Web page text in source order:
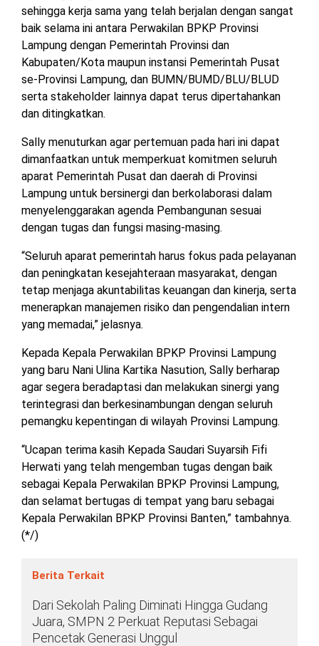
sehingga kerja sama yang telah berjalan dengan sangat
baik selama ini antara Perwakilan BPKP Provinsi
Lampung dengan Pemerintah Provinsi dan
Kabupaten/Kota maupun instansi Pemerintah Pusat
se-Provinsi Lampung, dan BUMN/BUMD/BLU/BLUD
serta stakeholder lainnya dapat terus dipertahankan
dan ditingkatkan.
Sally menuturkan agar pertemuan pada hari ini dapat
dimanfaatkan untuk memperkuat komitmen seluruh
aparat Pemerintah Pusat dan daerah di Provinsi
Lampung untuk bersinergi dan berkolaborasi dalam
menyelenggarakan agenda Pembangunan sesuai
dengan tugas dan fungsi masing-masing.
“Seluruh aparat pemerintah harus fokus pada pelayanan
dan peningkatan kesejahteraan masyarakat, dengan
tetap menjaga akuntabilitas keuangan dan kinerja, serta
menerapkan manajemen risiko dan pengendalian intern
yang memadai,” jelasnya.
Kepada Kepala Perwakilan BPKP Provinsi Lampung
yang baru Nani Ulina Kartika Nasution, Sally berharap
agar segera beradaptasi dan melakukan sinergi yang
terintegrasi dan berkesinambungan dengan seluruh
pemangku kepentingan di wilayah Provinsi Lampung.
“Ucapan terima kasih Kepada Saudari Suyarsih Fifi
Herwati yang telah mengemban tugas dengan baik
sebagai Kepala Perwakilan BPKP Provinsi Lampung,
dan selamat bertugas di tempat yang baru sebagai
Kepala Perwakilan BPKP Provinsi Banten,” tambahnya.
(*/)
Berita Terkait
Dari Sekolah Paling Diminati Hingga Gudang
Juara, SMPN 2 Perkuat Reputasi Sebagai
Pencetak Generasi Unggul